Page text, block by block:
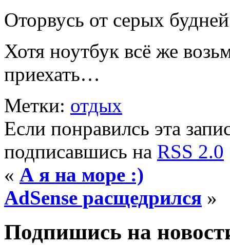
Оторвусь от серых
Хотя ноутбук всё же
приехать…
Метки: отдых
Если понравилсь эта
подписавшись на RSS 2.0
« А я на море :)
AdSense расщедрился »
Подпишись на